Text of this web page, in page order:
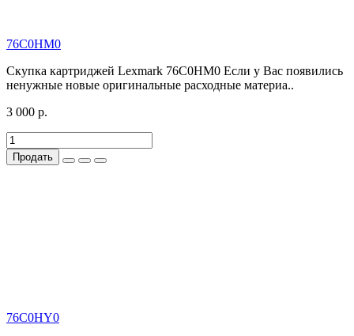
76C0HM0
Скупка картриджей Lexmark 76C0HM0 Если у Вас появились
ненужные новые оригинальные расходные материа..
3 000 р.
Продать
76C0HY0